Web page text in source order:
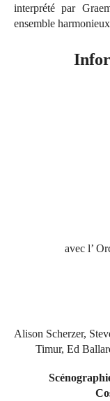
interprété par
ensemble
avec l’
Alison Scherzer,
Timur, Ed